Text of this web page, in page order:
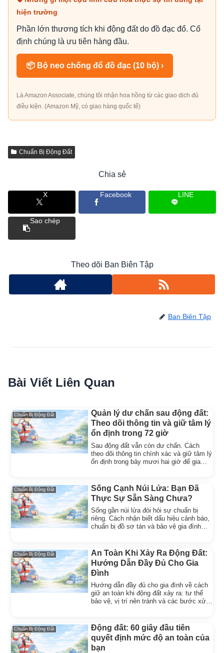
hiện trường
Phần lớn thương tích khi động đất do đồ đạc đổ. Cố
định chúng là ưu tiên hàng đầu.
📦 Bộ neo chống đổ đồ đạc (10 bộ) ›
Là Amazon Associate, chúng tôi nhận hoa hồng từ các giao dịch đủ
điều kiện. (Amazon Mỹ, có giao hàng quốc tế)
Chuẩn Bị Động Đất
Chia sẻ
X Facebook LINE
Sao chép
Theo dõi Ban Biên Tập
Ban Biên Tập
Bài Viết Liên Quan
Chuẩn Bị Động Đất
Quản lý dư chấn sau động đất:
Theo dõi thông tin và giữ tâm lý
ổn định trong 72 giờ
Sau động đất vẫn còn dư chấn. Cách
theo dõi thông tin chính xác và giữ tâm lý
ổn định trong bảy mươi hai giờ để gia
Chuẩn Bị Động Đất
Sống Cạnh Núi Lửa: Bạn Đã
Thực Sự Sẵn Sàng Chưa?
Sống gần núi lửa đòi hỏi sự chuẩn bị
riêng. Cách nhận biết dấu hiệu cảnh báo,
chuẩn bị đồ sơ tán và bảo vệ gia đình
Chuẩn Bị Động Đất
An Toàn Khi Xảy Ra Động Đất:
Hướng Dẫn Đầy Đủ Cho Gia
Đình
Hướng dẫn đầy đủ cho gia đình về cách
giữ an toàn khi động đất xảy ra: tư thế
bảo vệ, vị trí nên tránh và các bước xử
Chuẩn Bị Động Đất
Động đất: 60 giây đầu tiên
quyết định mức độ an toàn của
bạn